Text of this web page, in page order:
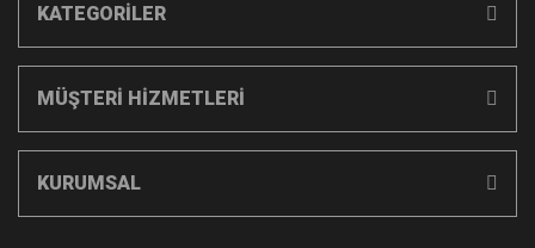
KATEGORİLER
MÜŞTERİ HİZMETLERİ
KURUMSAL